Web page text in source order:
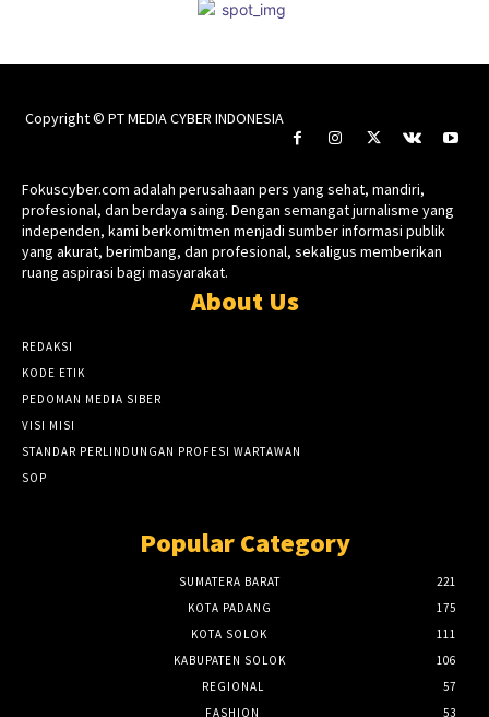
Copyright © PT MEDIA CYBER INDONESIA
Fokuscyber.com adalah perusahaan pers yang sehat, mandiri,
profesional, dan berdaya saing. Dengan semangat jurnalisme yang
independen, kami berkomitmen menjadi sumber informasi publik
yang akurat, berimbang, dan profesional, sekaligus memberikan
ruang aspirasi bagi masyarakat.
About Us
REDAKSI
KODE ETIK
PEDOMAN MEDIA SIBER
VISI MISI
STANDAR PERLINDUNGAN PROFESI WARTAWAN
SOP
Popular Category
SUMATERA BARAT
221
KOTA PADANG
175
KOTA SOLOK
111
KABUPATEN SOLOK
106
REGIONAL
57
FASHION
53